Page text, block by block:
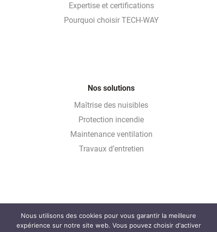
Expertise et certifications
Pourquoi choisir TECH-WAY
Nos solutions
Maîtrise des nuisibles
Protection incendie
Maintenance ventilation
Travaux d’entretien
Glossaire
Nous utilisons des cookies pour vous garantir la meilleure
expérience sur notre site web. Vous pouvez choisir d'activer